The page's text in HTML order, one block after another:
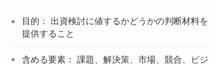
目的： 出資検討に値するかどうかの判断材料を
提供すること
含める要素： 課題、解決策、市場、競合、ビジ